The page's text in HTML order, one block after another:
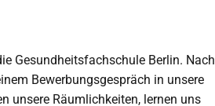
Gesundheitsfachschule Berlin. Nach
Bewerbungsgespräch in unsere
unsere Räumlichkeiten, lernen uns